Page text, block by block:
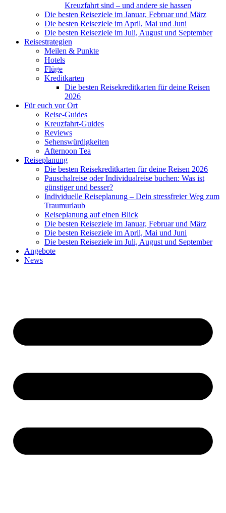
Kreuzfahrt sind – und andere sie hassen
Die besten Reiseziele im Januar, Februar und März
Die besten Reiseziele im April, Mai und Juni
Die besten Reiseziele im Juli, August und September
Reisestrategien
Meilen & Punkte
Hotels
Flüge
Kreditkarten
Die besten Reisekreditkarten für deine Reisen
2026
Für euch vor Ort
Reise-Guides
Kreuzfahrt-Guides
Reviews
Sehenswürdigkeiten
Afternoon Tea
Reiseplanung
Die besten Reisekreditkarten für deine Reisen 2026
Pauschalreise oder Individualreise buchen: Was ist
günstiger und besser?
Individuelle Reiseplanung – Dein stressfreier Weg zum
Traumurlaub
Reiseplanung auf einen Blick
Die besten Reiseziele im Januar, Februar und März
Die besten Reiseziele im April, Mai und Juni
Die besten Reiseziele im Juli, August und September
Angebote
News